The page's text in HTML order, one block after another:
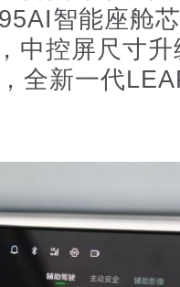
智能座舱
中控屏尺寸
全新一代